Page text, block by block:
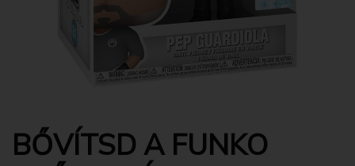
BŐVÍTSD A FUNKO